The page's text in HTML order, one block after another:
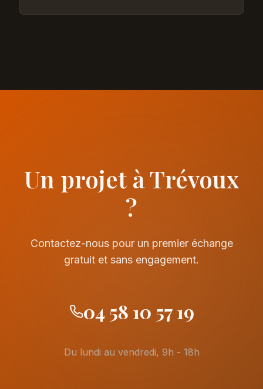
Un projet à Trévoux
?
Contactez-nous pour un premier échange
gratuit et sans engagement.
04 58 10 57 19
Du lundi au vendredi, 9h - 18h